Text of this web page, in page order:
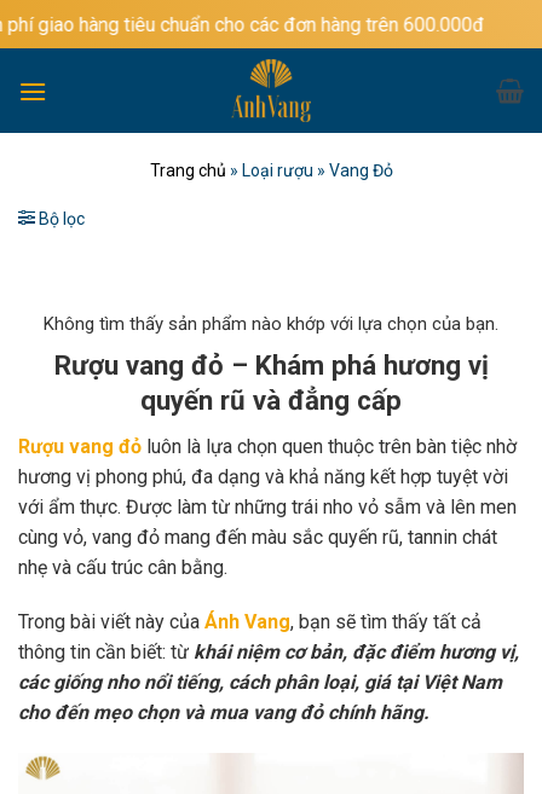
Bỏ
qua
dung
tiêu chuẩn cho các đơn hàng trên 600.000đ
Trang chủ » Loại rượu » Vang Đỏ
Bộ lọc
Không tìm thấy sản phẩm nào khớp với lựa chọn của bạn.
Rượu vang đỏ – Khám phá hương vị
quyến rũ và đẳng cấp
Rượu vang đỏ luôn là lựa chọn quen thuộc trên bàn tiệc nhờ
hương vị phong phú, đa dạng và khả năng kết hợp tuyệt vời
với ẩm thực. Được làm từ những trái nho vỏ sẫm và lên men
cùng vỏ, vang đỏ mang đến màu sắc quyến rũ, tannin chát
nhẹ và cấu trúc cân bằng.
Trong bài viết này của Ánh Vang, bạn sẽ tìm thấy tất cả
thông tin cần biết: từ khái niệm cơ bản, đặc điểm hương vị,
các giống nho nổi tiếng, cách phân loại, giá tại Việt Nam
cho đến mẹo chọn và mua vang đỏ chính hãng.